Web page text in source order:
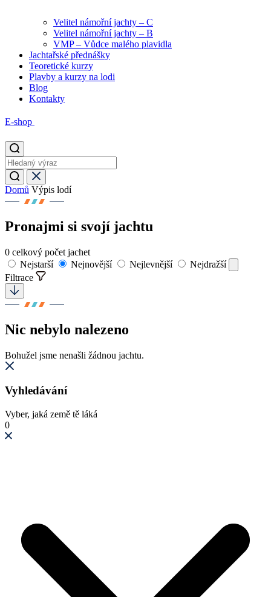
Velitel námořní jachty – C
Velitel námořní jachty – B
VMP – Vůdce malého plavidla
Jachtařské přednášky
Teoretické kurzy
Plavby a kurzy na lodi
Blog
Kontakty
E-shop
Domů Výpis lodí
Pronajmi si svojí jachtu
0 celkový počet jachet
Nejstarší
Nejnovější Nejlevnější
Nejdražší
Filtrace
Nic nebylo nalezeno
Bohužel jsme nenašli žádnou jachtu.
Vyhledávání
Vyber, jaká země tě láká
0